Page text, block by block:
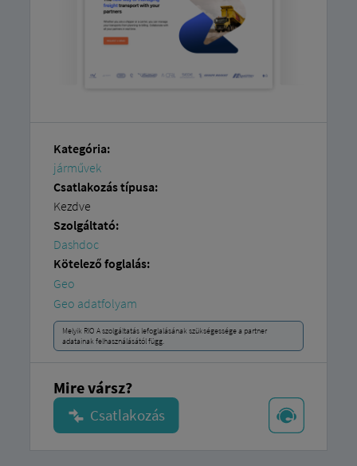
Kategória:
járművek
Csatlakozás típusa:
Kezdve
Szolgáltató:
Dashdoc
Kötelező foglalás:
Geo
Geo adatfolyam
Melyik RIO A szolgáltatás lefoglalásának szükségessége a partner
adatainak felhasználásától függ.
Mire vársz?